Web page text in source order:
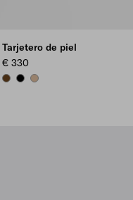
Tarjetero de piel
€ 330
CHESTNUT BROWN
BLACKSAND BEIGE